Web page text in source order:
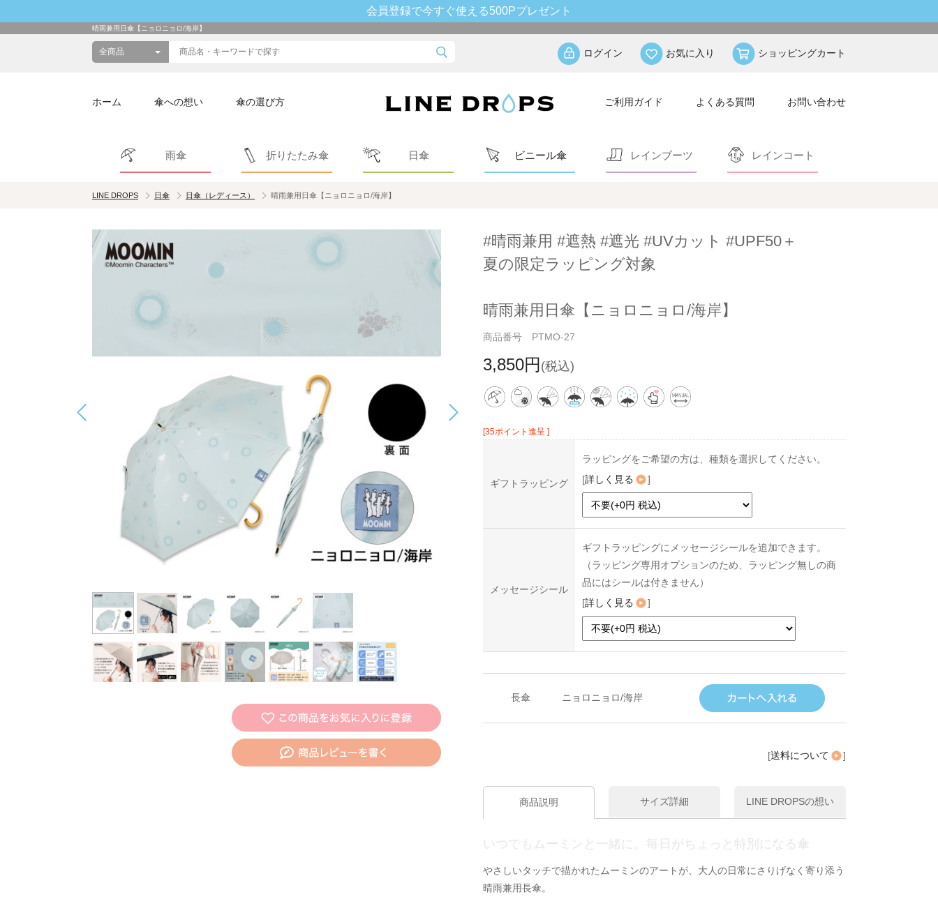
会員登録で今すぐ使える500Pプレゼント
晴雨兼用日傘【ニョロニョロ/海岸】
ログイン お気に入り ショッピングカート
ホーム 傘への想い 傘の選び方 ご利用ガイド よくある質問 お問い合わせ
雨傘 折りたたみ傘 日傘 ビニール傘 レインブーツ レインコート
LINE DROPS 日傘 日傘（レディース） 晴雨兼用日傘【ニョロニョロ/海岸】
#晴雨兼用 #遮熱 #遮光 #UVカット #UPF50＋
夏の限定ラッピング対象
晴雨兼用日傘【ニョロニョロ/海岸】
商品番号 PTMO-27
3,850円 (税込)
[35ポイント進呈 ]
ギフトラッピング
ラッピングをご希望の方は、種類を選択してください。
[詳しく見る ]
メッセージシール
ギフトラッピングにメッセージシールを追加できます。
（ラッピング専用オプションのため、ラッピング無しの商
品にはシールは付きません）
[詳しく見る ]
長傘 ニョロニョロ/海岸
[送料について ]
商品説明 サイズ詳細 LINE DROPSの想い
いつでもムーミンと一緒に。毎日がちょっと特別になる傘
やさしいタッチで描かれたムーミンのアートが、大人の日常にさりげなく寄り添う
晴雨兼用長傘。